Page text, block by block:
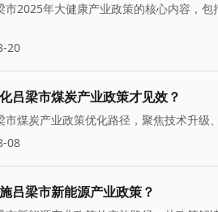
市2025年大健康产业政策的核心内容，
20
吕梁市煤炭产业政策才见效？
市煤炭产业政策优化路径，聚焦技术升级
08
吕梁市新能源产业政策？